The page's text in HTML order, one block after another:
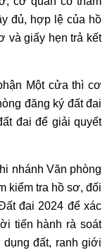
đủ, hợp lệ của hồ
và giấy hẹn trả kết
Một cửa thì cơ
đăng ký đất đai
đai để giải quyết
nhánh Văn phòng
kiểm tra hồ sơ, đối
đai 2024 để xác
tiến hành rà soát
đất, ranh giới